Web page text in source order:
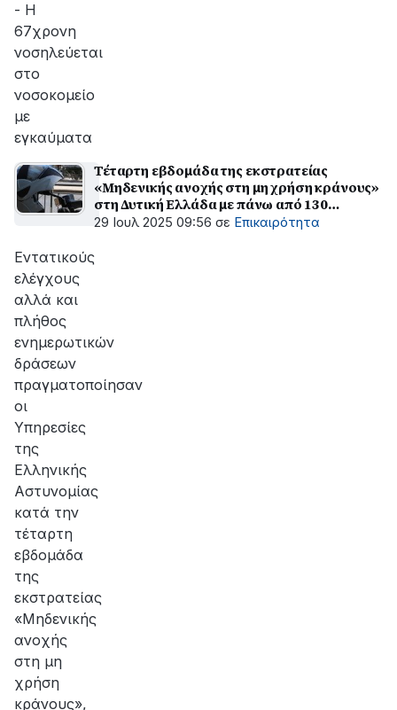
- Η
67χρονη
νοσηλεύεται
στο
νοσοκομείο
με
εγκαύματα
Τέταρτη εβδομάδα της εκστρατείας
«Μηδενικής ανοχής στη μη χρήση κράνους»
στη Δυτική Ελλάδα με πάνω από 130
παραβάσεις
29 Ιουλ 2025 09:56 σε Επικαιρότητα
Εντατικούς
ελέγχους
αλλά και
πλήθος
ενημερωτικών
δράσεων
πραγματοποίησαν
οι
Υπηρεσίες
της
Ελληνικής
Αστυνομίας
κατά την
τέταρτη
εβδομάδα
της
εκστρατείας
«Μηδενικής
ανοχής
στη μη
χρήση
κράνους»,